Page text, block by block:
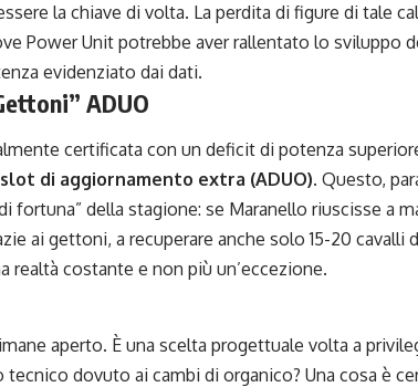
la chiave di volta. La perdita di figure di tale
Power Unit potrebbe aver rallentato lo sviluppo
evidenziato dai dati.
ADUO
certificata con un deficit di potenza
di aggiornamento extra (ADUO). Questo,
fortuna” della stagione: se Maranello riuscisse a
ai gettoni, a recuperare anche solo 15-20 cavalli
realtà costante e non più un’eccezione.
aperto. È una scelta progettuale volta a
dovuto ai cambi di organico? Una cosa è